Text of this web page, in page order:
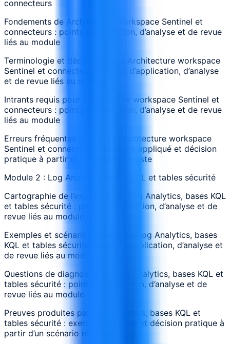
connecteurs
Fondements de Architecture workspace Sentinel et
connecteurs : points d’application, d’analyse et de revue
liés au module
Terminologie et décisions dans Architecture workspace
Sentinel et connecteurs : points d’application, d’analyse
et de revue liés au module
Intrants requis pour Architecture workspace Sentinel et
connecteurs : points d’application, d’analyse et de revue
liés au module
Erreurs fréquentes autour de Architecture workspace
Sentinel et connecteurs : exercice appliqué et décision
pratique à partir d’un scénario réaliste
Module 2 : Log Analytics, bases KQL et tables sécurité
Cartographie de l’existant pour Log Analytics, bases KQL
et tables sécurité : points d’application, d’analyse et de
revue liés au module
Exemples et scénarios impliquant Log Analytics, bases
KQL et tables sécurité : points d’application, d’analyse et
de revue liés au module
Questions de diagnostic sur Log Analytics, bases KQL et
tables sécurité : points d’application, d’analyse et de
revue liés au module
Preuves produites par Log Analytics, bases KQL et
tables sécurité : exercice appliqué et décision pratique à
partir d’un scénario réaliste